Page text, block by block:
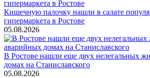
Кишечную палочку нашли в салате
гипермаркета в Ростове
05.08.2026
В Ростове нашли еще двух нелегальных
домах на Станиславского
05.08.2026